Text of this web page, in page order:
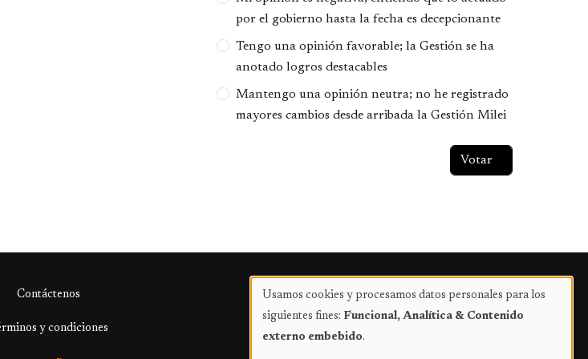
por el gobierno hasta la fecha es decepcionante
Tengo una opinión favorable; la Gestión se ha
anotado logros destacables
Mantengo una opinión neutra; no he registrado
mayores cambios desde arribada la Gestión Milei
Contáctenos Publicidad
y condiciones
Uso
de
Usamos cookies y procesamos datos personales para los
siguientes fines: Funcional, Analítica & Contenido
externo embebido.